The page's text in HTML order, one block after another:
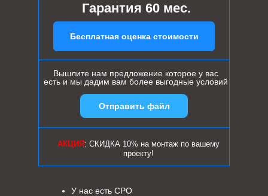
Гарантия 60 мес.
Бесплатная оценка стоимости
Вышлите нам предложение которое у вас
есть и мы дадим вам более выгодные условий
АКЦИЯ : СКИДКА 10% на монтаж по вашему
проекту!
У нас есть СРО
Отправить файл